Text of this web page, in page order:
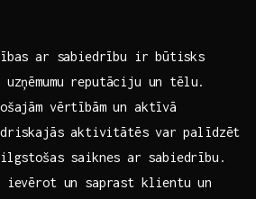
⁣ar sabiedrību ir ⁤būtisks
reputāciju un tēlu.
vērtībām un aktīvā
aktivitātēs var ⁣palīdzēt
saiknes ⁤ar sabiedrību.
un saprast klientu⁣ un